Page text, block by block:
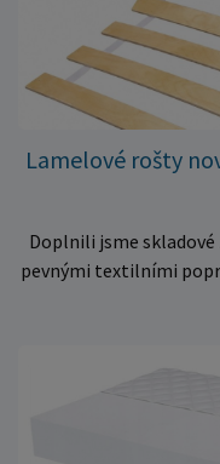
Lamelové rošty
Doplnili jsme
pevnými textilními
množství kusů, proto
Vyberte si vhodný